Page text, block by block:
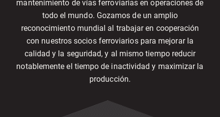
mantenimiento de vías ferroviarias en operaciones de
todo el mundo. Gozamos de un amplio
reconocimiento mundial al trabajar en cooperación
con nuestros socios ferroviarios para mejorar la
calidad y la seguridad, y al mismo tiempo reducir
notablemente el tiempo de inactividad y maximizar la
producción.